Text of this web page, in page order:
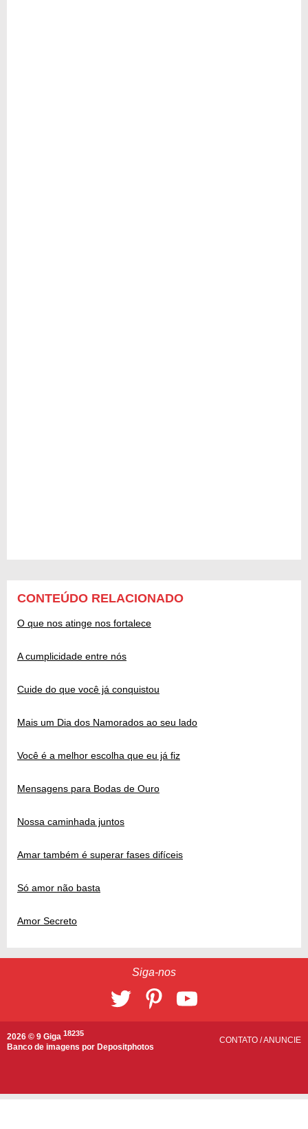
CONTEÚDO RELACIONADO
O que nos atinge nos fortalece
A cumplicidade entre nós
Cuide do que você já conquistou
Mais um Dia dos Namorados ao seu lado
Você é a melhor escolha que eu já fiz
Mensagens para Bodas de Ouro
Nossa caminhada juntos
Amar também é superar fases difíceis
Só amor não basta
Amor Secreto
Siga-nos
2026 © 9 Giga 18235
Banco de imagens por Depositphotos
CONTATO /ANUNCIE